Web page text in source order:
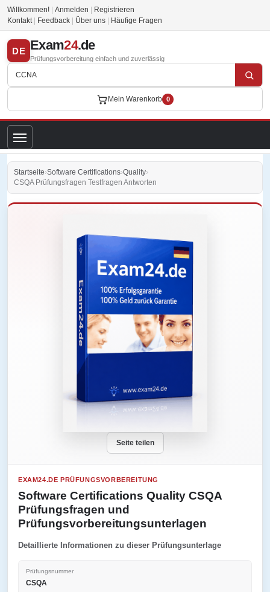
Willkommen! Anmelden
Registrieren
Kontakt
Feedback Über uns Häufige Fragen
DE Exam24.de
Prüfungsvorbereitung einfach und zuverlässig
Mein Warenkorb 0
Startseite›Software Certifications›Quality›
CSQA Prüfungsfragen Testfragen Antworten
Seite teilen
EXAM24.DE PRÜFUNGSVORBEREITUNG
Software Certifications Quality CSQA
Prüfungsfragen und
Prüfungsvorbereitungsunterlagen
Detaillierte Informationen zu dieser Prüfungsunterlage
Prüfungsnummer
CSQA